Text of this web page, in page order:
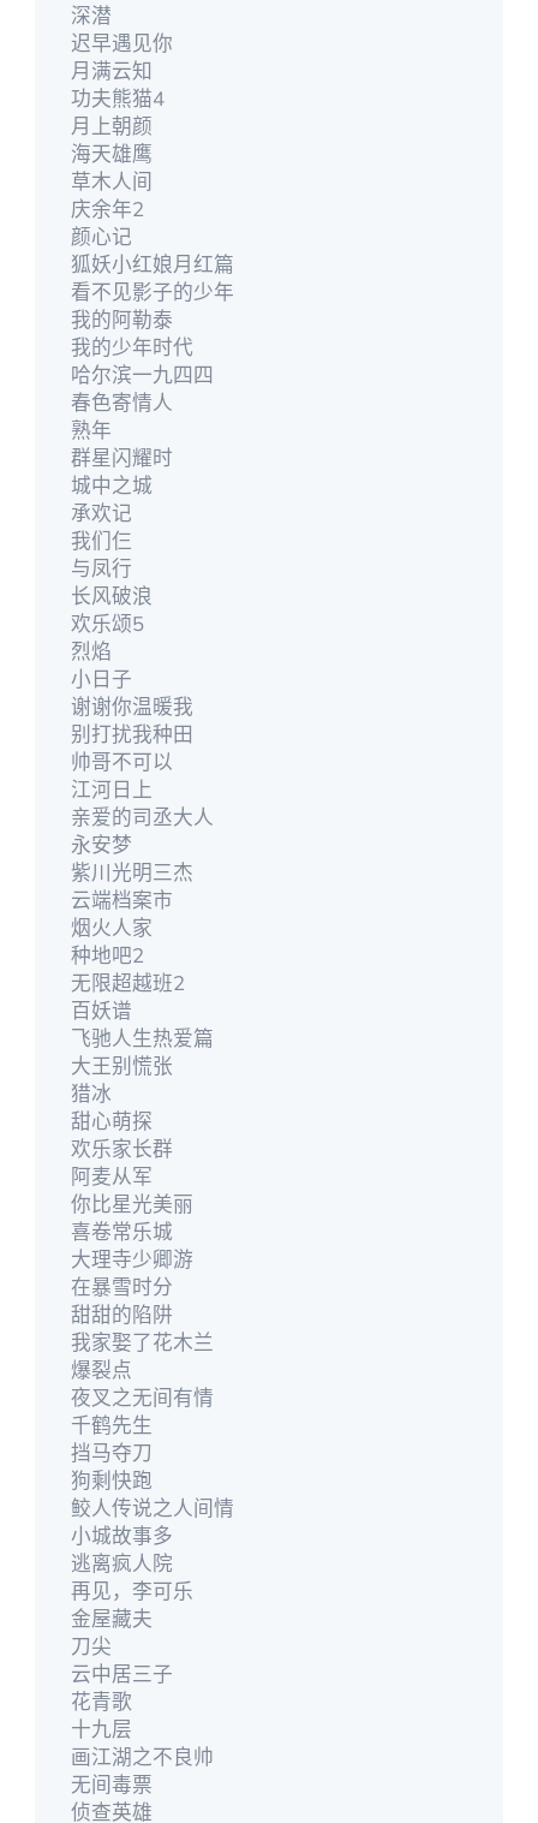
深潜
迟早遇见你
月满云知
功夫熊猫4
月上朝颜
海天雄鹰
草木人间
庆余年2
颜心记
狐妖小红娘月红篇
看不见影子的少年
我的阿勒泰
我的少年时代
哈尔滨一九四四
春色寄情人
熟年
群星闪耀时
城中之城
承欢记
我们仨
与凤行
长风破浪
欢乐颂5
烈焰
小日子
谢谢你温暖我
别打扰我种田
帅哥不可以
江河日上
亲爱的司丞大人
永安梦
紫川光明三杰
云端档案市
烟火人家
种地吧2
无限超越班2
百妖谱
飞驰人生热爱篇
大王别慌张
猎冰
甜心萌探
欢乐家长群
阿麦从军
你比星光美丽
喜卷常乐城
大理寺少卿游
在暴雪时分
甜甜的陷阱
我家娶了花木兰
爆裂点
夜叉之无间有情
千鹤先生
挡马夺刀
狗剩快跑
鲛人传说之人间情
小城故事多
逃离疯人院
再见，李可乐
金屋藏夫
刀尖
云中居三子
花青歌
十九层
画江湖之不良帅
无间毒票
侦查英雄